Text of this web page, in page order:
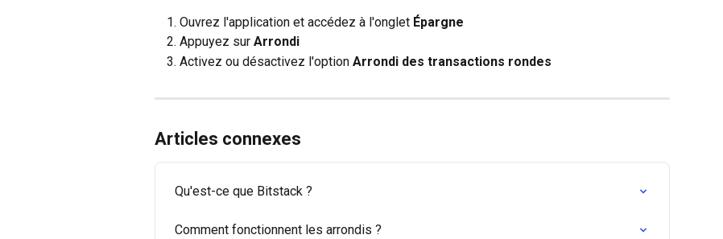
Ouvrez l'application et accédez à l'onglet Épargne
Appuyez sur Arrondi
Activez ou désactivez l'option Arrondi des transactions rondes
Articles connexes
Qu'est-ce que Bitstack ?
Comment fonctionnent les arrondis ?